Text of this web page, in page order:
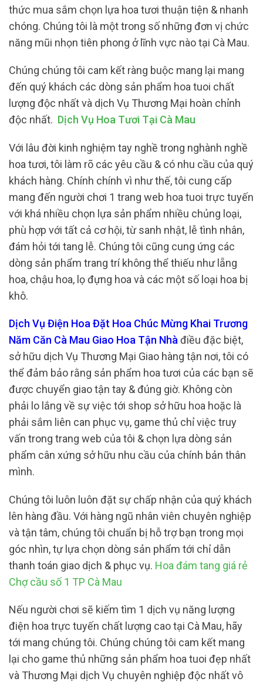
thức mua sắm chọn lựa hoa tươi thuận tiện & nhanh
chóng. Chúng tôi là một trong số những đơn vị chức
năng mũi nhọn tiên phong ở lĩnh vực nào tại Cà Mau.
Chúng chúng tôi cam kết ràng buộc mang lại mang
đến quý khách các dòng sản phẩm hoa tuoi chất
lượng độc nhất và dịch Vụ Thương Mại hoàn chỉnh
độc nhất. Dịch Vụ Hoa Tươi Tại Cà Mau
Với lâu đời kinh nghiệm tay nghề trong nghành nghề
hoa tươi, tôi làm rõ các yêu cầu & có nhu cầu của quý
khách hàng. Chính chính vì như thế, tôi cung cấp
mang đến người chơi 1 trang web hoa tuoi trực tuyến
với khá nhiều chọn lựa sản phẩm nhiều chủng loại,
phù hợp với tất cả cơ hội, từ sanh nhật, lễ tình nhân,
đám hỏi tới tang lễ. Chúng tôi cũng cung ứng các
dòng sản phẩm trang trí không thể thiếu như lẵng
hoa, chậu hoa, lọ đựng hoa và các một số loại hoa bị
khô.
Dịch Vụ Điện Hoa Đặt Hoa Chúc Mừng Khai Trương
Năm Căn Cà Mau Giao Hoa Tận Nhà điều đặc biệt,
sở hữu dịch Vụ Thương Mại Giao hàng tận nơi, tôi có
thể đảm bảo rằng sản phẩm hoa tươi của các bạn sẽ
được chuyển giao tận tay & đúng giờ. Không còn
phải lo lắng về sự việc tới shop sở hữu hoa hoặc là
phải sắm liên can phục vụ, game thủ chỉ việc truy
vấn trong trang web của tôi & chọn lựa dòng sản
phẩm cân xứng sở hữu nhu cầu của chính bản thân
mình.
Chúng tôi luôn luôn đặt sự chấp nhận của quý khách
lên hàng đầu. Với hàng ngũ nhân viên chuyên nghiệp
và tận tâm, chúng tôi chuẩn bị hỗ trợ bạn trong mọi
góc nhìn, tự lựa chọn dòng sản phẩm tới chỉ dẫn
thanh toán giao dịch & phục vụ. Hoa đám tang giá rẻ
Chợ cầu số 1 TP Cà Mau
Nếu người chơi sẽ kiếm tìm 1 dịch vụ năng lượng
điện hoa trực tuyến chất lượng cao tại Cà Mau, hãy
tới mang chúng tôi. Chúng chúng tôi cam kết mang
lại cho game thủ những sản phẩm hoa tuoi đẹp nhất
và Thương Mại dịch Vụ chuyên nghiệp độc nhất vô